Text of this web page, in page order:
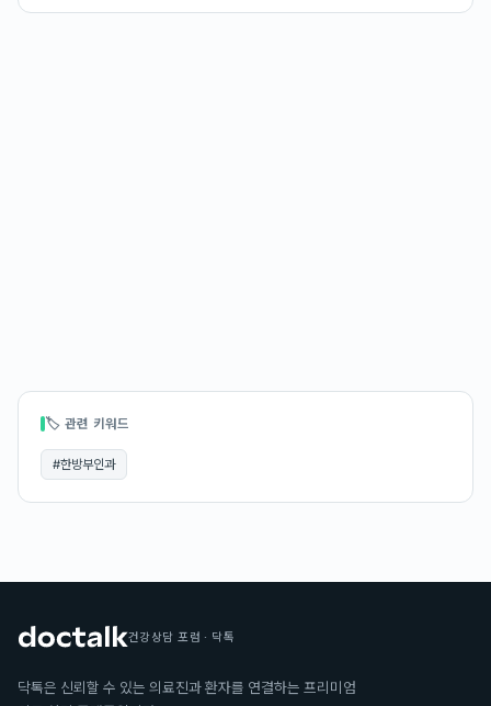
🏷 관련 키워드
#한방부인과
건강상담 포럼 · 닥톡
닥톡은 신뢰할 수 있는 의료진과 환자를 연결하는 프리미엄